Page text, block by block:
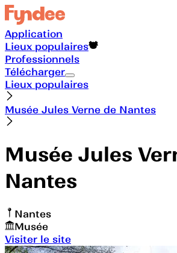
Application
Lieux populaires
Professionnels
Télécharger
Lieux populaires
Musée Jules Verne de Nantes
Musée Jules
Nantes
Nantes
Musée
Visiter le site